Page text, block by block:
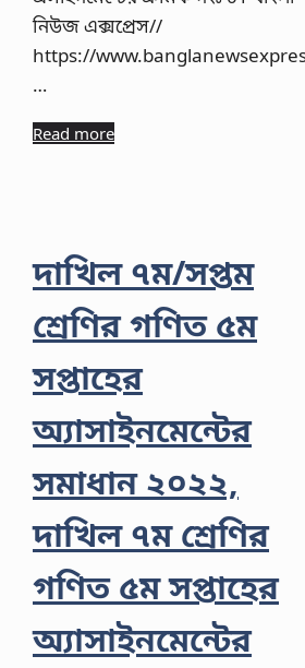
নিউজ এক্সপ্রেস//
https://
…
Read more
দাখিল ৭ম/সপ্তম
শ্রেণির গণিত ৫ম
সপ্তাহের
অ্যাসাইনমেন্টের
সমাধান ২০২২,
দাখিল ৭ম শ্রেণির
গণিত ৫ম সপ্তাহের
অ্যাসাইনমেন্টের